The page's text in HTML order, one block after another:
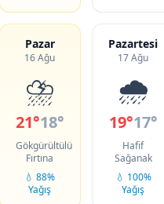
Pazar
16 Ağu
⛈️
21°18°
Gökgürültülü
Fırtına
💧 88%
Yağış
Pazartesi
17 Ağu
🌧️
19°17°
Hafif
Sağanak
💧 100%
Yağış